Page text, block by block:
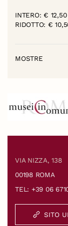
INTERO: € 12,50
RIDOTTO: €
MOSTRE
VIA NIZZA, 138
00198 ROMA
TEL: +39 06
SITO